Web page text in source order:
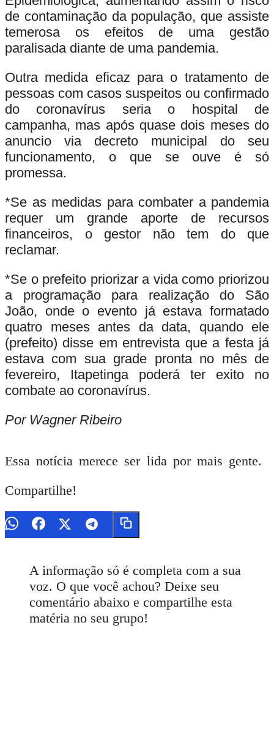
de contaminação da população, que assiste
temerosa os efeitos de uma gestão
paralisada diante de uma pandemia.
Outra medida eficaz para o tratamento de
pessoas com casos suspeitos ou confirmado
do coronavírus seria o hospital de
campanha, mas após quase dois meses do
anuncio via decreto municipal do seu
funcionamento, o que se ouve é só
promessa.
*Se as medidas para combater a pandemia
requer um grande aporte de recursos
financeiros, o gestor não tem do que
reclamar.
*Se o prefeito priorizar a vida como priorizou
a programação para realização do São
João, onde o evento já estava formatado
quatro meses antes da data, quando ele
(prefeito) disse em entrevista que a festa já
estava com sua grade pronta no mês de
fevereiro, Itapetinga poderá ter exito no
combate ao coronavírus.
Por Wagner Ribeiro
Essa notícia merece ser lida por mais gente.
Compartilhe!
A informação só é completa com a sua
voz. O que você achou? Deixe seu
comentário abaixo e compartilhe esta
matéria no seu grupo!